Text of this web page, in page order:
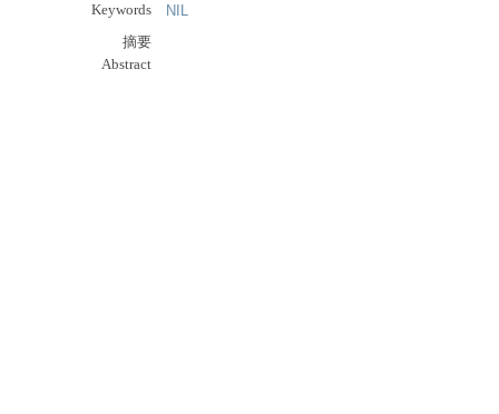
Keywords
NIL
摘要
Abstract